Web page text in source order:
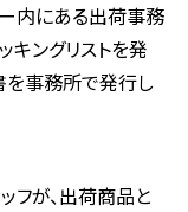
内にある出荷事務
キングリストを発
を事務所で発行し
フが、出荷商品と